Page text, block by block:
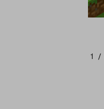
1 /